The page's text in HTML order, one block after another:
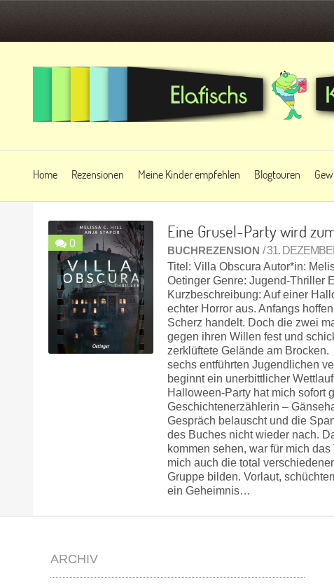
Home Rezensionen Meine Kinder empfehlen Blogtouren
0
Eine Grusel-Party wird
BUCHREZENSION / 31.
Titel: Villa Obscura Autor*in:
Oetinger Genre: Jugend-Thriller
Kurzbeschreibung: Auf einer
echter Horror aus. Anfangs
Scherz handelt. Doch die zwei
gegen ihren Willen fest und
zerklüftete Gelände am
sechs entführten Jugendlichen
beginnt ein unerbittlicher
Halloween-Party hat mich sofort
Geschichtenerzählerin –
Gespräch belauscht und die
des Buches nicht wieder nach.
kommen sehen, war für mich
mich auch die total
Gruppe bilden. Vorlaut,
ein Geheimnis…
ARCHIV